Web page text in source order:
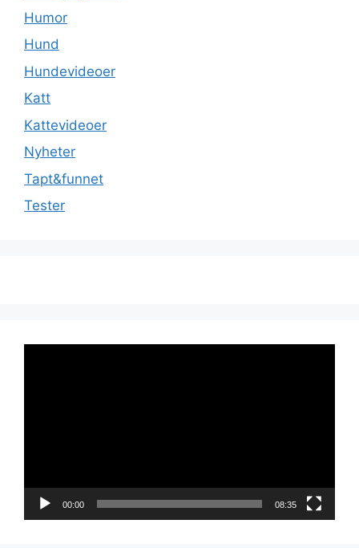
Humor
Hund
Hundevideoer
Katt
Kattevideoer
Nyheter
Tapt&funnet
Tester
00:00 08:35